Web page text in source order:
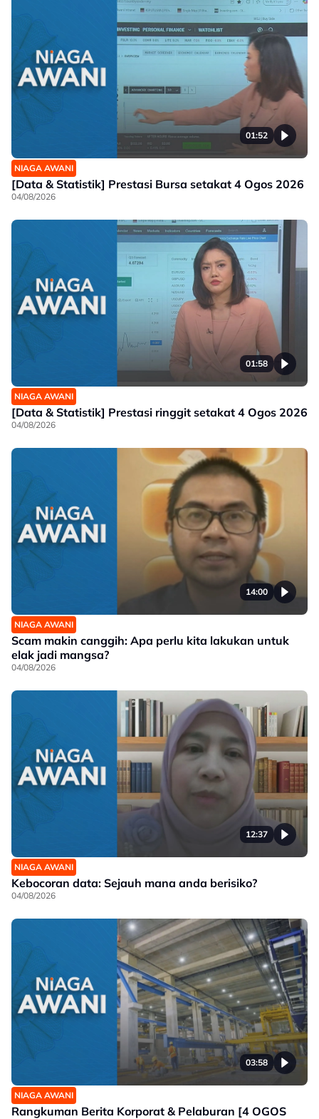
01:52
NIAGA AWANI
[Data & Statistik] Prestasi Bursa setakat 4 Ogos 2026
04/08/2026
01:58
NIAGA AWANI
[Data & Statistik] Prestasi ringgit setakat 4 Ogos 2026
04/08/2026
14:00
NIAGA AWANI
Scam makin canggih: Apa perlu kita lakukan untuk
elak jadi mangsa?
04/08/2026
12:37
NIAGA AWANI
Kebocoran data: Sejauh mana anda berisiko?
04/08/2026
03:58
NIAGA AWANI
Rangkuman Berita Korporat & Pelaburan [4 OGOS